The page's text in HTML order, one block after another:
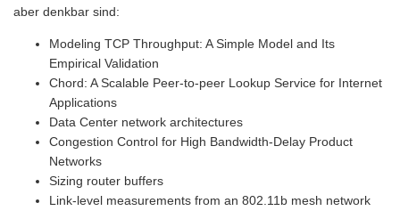
aber denkbar sind:
Modeling TCP Throughput: A Simple Model and Its
Empirical Validation
Chord: A Scalable Peer-to-peer Lookup Service for Internet
Applications
Data Center network architectures
Congestion Control for High Bandwidth-Delay Product
Networks
Sizing router buffers
Link-level measurements from an 802.11b mesh network